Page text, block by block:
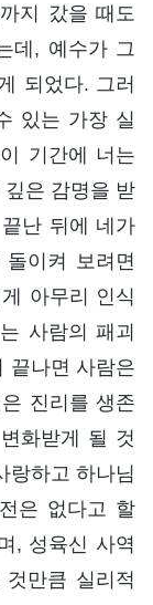
지 갔을 때도
데, 예수가 그
되었다. 그러
있는 가장 실
기간에 너는
은 감명을 받
난 뒤에 네가
이켜 보려면
아무리 인식
사람의 패괴
끝나면 사람은
진리를 생존
화받게 될 것
랑하고 하나님
은 없다고 할
, 성육신 사역
만큼 실리적